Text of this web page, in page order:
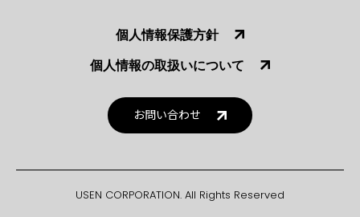
個人情報保護方針
個人情報の取扱いについて
お問い合わせ
USEN CORPORATION. All Rights Reserved